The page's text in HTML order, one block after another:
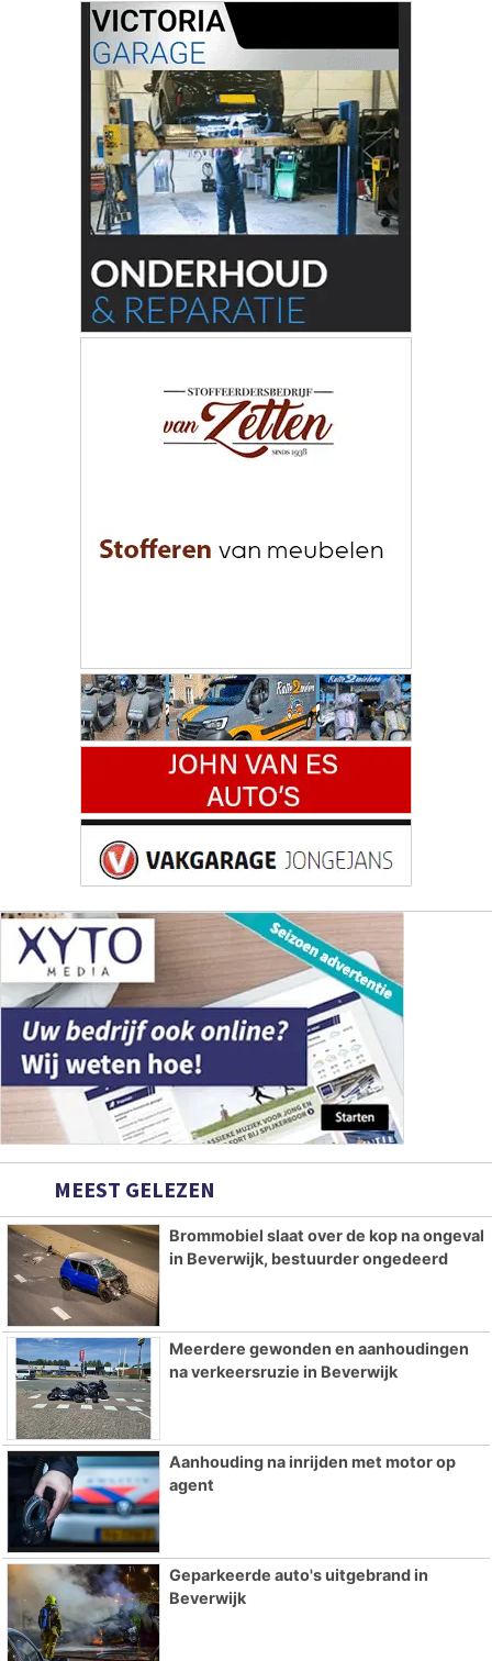
MEEST GELEZEN
Brommobiel slaat over de kop na ongeval
in Beverwijk, bestuurder ongedeerd
Meerdere gewonden en aanhoudingen
na verkeersruzie in Beverwijk
Aanhouding na inrijden met motor op
agent
Geparkeerde auto's uitgebrand in
Beverwijk